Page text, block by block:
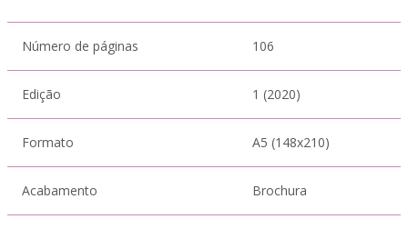
Número de páginas 106
Edição 1 (2020)
Formato A5 (148x210)
Acabamento Brochura